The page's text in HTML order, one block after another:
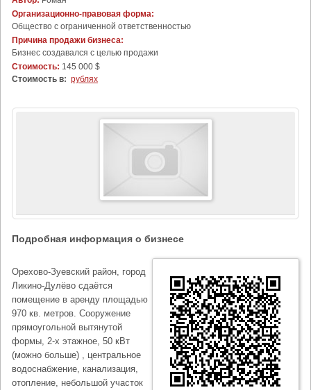
Организационно-правовая форма:
Общество с ограниченной ответственностью
Причина продажи бизнеса:
Бизнес создавался с целью продажи
Стоимость: 145 000 $
Стоимость в: рублях
Подробная информация о бизнесе
Орехово-Зуевский район, город
Ликино-Дулёво сдаётся
помещение в аренду площадью
970 кв. метров. Сооружение
прямоугольной вытянутой
формы, 2-х этажное, 50 кВт
(можно больше) , центральное
водоснабжение, канализация,
отопление, небольшой участок